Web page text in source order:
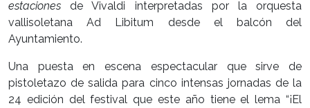
estaciones de Vivaldi interpretadas por la orquesta
vallisoletana Ad Libitum desde el balcón del
Ayuntamiento.
Una puesta en escena espectacular que sirve de
pistoletazo de salida para cinco intensas jornadas de la
24 edición del festival que este año tiene el lema “¡El